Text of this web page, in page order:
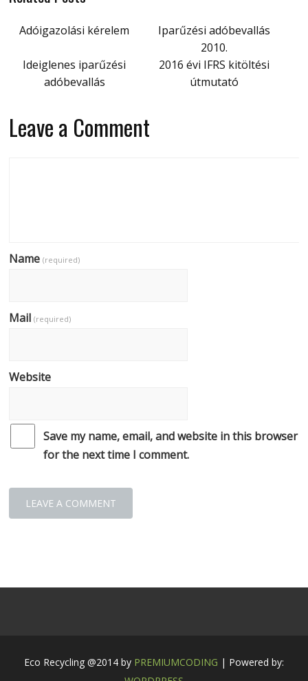
Adóigazolási kérelem
Iparűzési adóbevallás
2010.
Ideiglenes iparűzési
adóbevallás
2016 évi IFRS kitöltési
útmutató
Leave a Comment
Name(required)
Mail(required)
Website
Save my name, email, and website in this browser
for the next time I comment.
Eco Recycling @2014 by PREMIUMCODING | Powered by: